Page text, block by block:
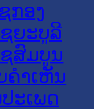
ກອງ
ຍະບູລີ
ສົມບູນ
ຄໍາເຫັນ
ະເພດ